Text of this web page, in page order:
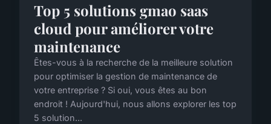
Top 5 solutions gmao saas
cloud pour améliorer votre
maintenance
Êtes-vous à la recherche de la meilleure solution
pour optimiser la gestion de maintenance de
votre entreprise ? Si oui, vous êtes au bon
endroit ! Aujourd'hui, nous allons explorer les top
5 solution...